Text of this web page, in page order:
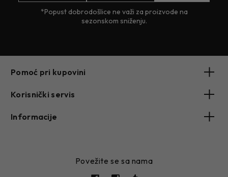
*Popust dobrodošlice ne važi za proizvode na
sezonskom sniženju.
Pomoć pri kupovini
Korisnički servis
Informacije
Povežite se sa nama